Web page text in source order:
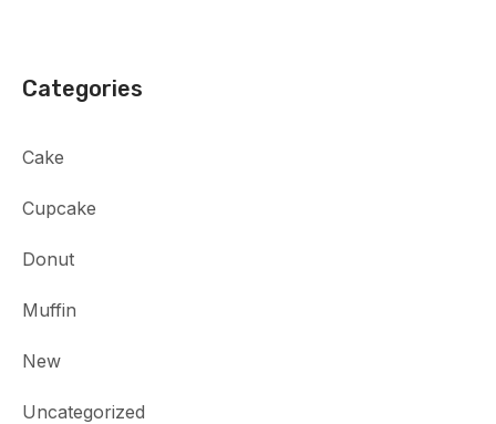
Categories
Cake
Cupcake
Donut
Muffin
New
Uncategorized